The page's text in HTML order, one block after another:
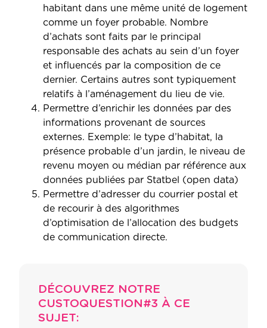
habitant dans une même unité de logement
comme un foyer probable. Nombre
d’achats sont faits par le principal
responsable des achats au sein d’un foyer
et influencés par la composition de ce
dernier. Certains autres sont typiquement
relatifs à l’aménagement du lieu de vie.
Permettre d’enrichir les données par des
informations provenant de sources
externes. Exemple: le type d’habitat, la
présence probable d’un jardin, le niveau de
revenu moyen ou médian par référence aux
données publiées par Statbel (open data)
Permettre d’adresser du courrier postal et
de recourir à des algorithmes
d’optimisation de l’allocation des budgets
de communication directe.
DÉCOUVREZ NOTRE
CUSTOQUESTION#3 À CE
SUJET: